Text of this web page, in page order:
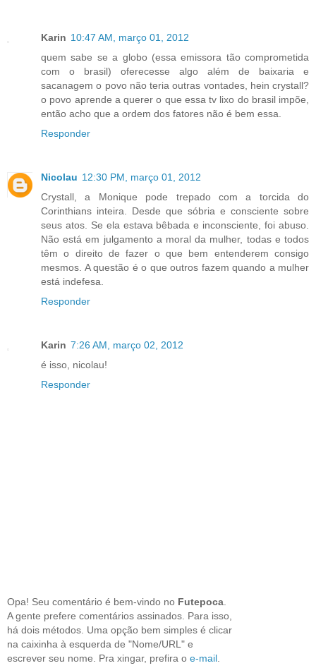
Karin 10:47 AM, março 01, 2012
quem sabe se a globo (essa emissora tão comprometida
com o brasil) oferecesse algo além de baixaria e
sacanagem o povo não teria outras vontades, hein crystall?
o povo aprende a querer o que essa tv lixo do brasil impõe,
então acho que a ordem dos fatores não é bem essa.
Responder
Nicolau 12:30 PM, março 01, 2012
Crystall, a Monique pode trepado com a torcida do
Corinthians inteira. Desde que sóbria e consciente sobre
seus atos. Se ela estava bêbada e inconsciente, foi abuso.
Não está em julgamento a moral da mulher, todas e todos
têm o direito de fazer o que bem entenderem consigo
mesmos. A questão é o que outros fazem quando a mulher
está indefesa.
Responder
Karin 7:26 AM, março 02, 2012
é isso, nicolau!
Responder
Opa! Seu comentário é bem-vindo no Futepoca
A gente prefere comentários assinados. Para isso,
há dois métodos. Uma opção bem simples é clicar
na caixinha à esquerda de "Nome/URL" e
escrever seu nome. Pra xingar, prefira o e-mail